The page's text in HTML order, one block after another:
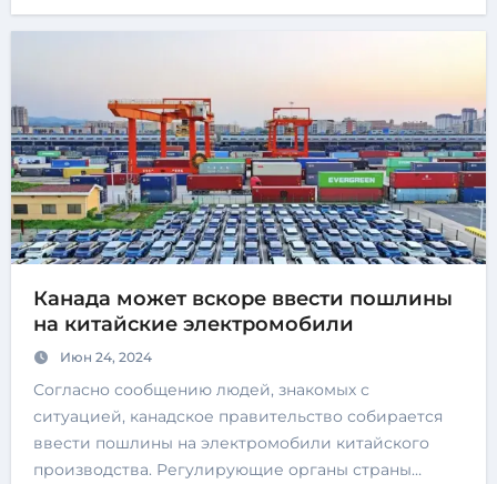
Канада может вскоре ввести пошлины
на китайские электромобили
Июн 24, 2024
Согласно сообщению людей, знакомых с
ситуацией, канадское правительство собирается
ввести пошлины на электромобили китайского
производства. Регулирующие органы страны…